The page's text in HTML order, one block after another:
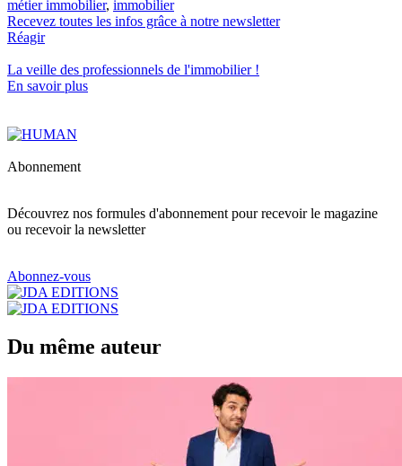
métier immobilier, immobilier
Recevez toutes les infos grâce à notre newsletter
Réagir
La veille des professionnels de l'immobilier!
En savoir plus
Abonnement
Découvrez nos formules d'abonnement pour recevoir le magazine
ou recevoir la newsletter
Abonnez-vous
Du même auteur